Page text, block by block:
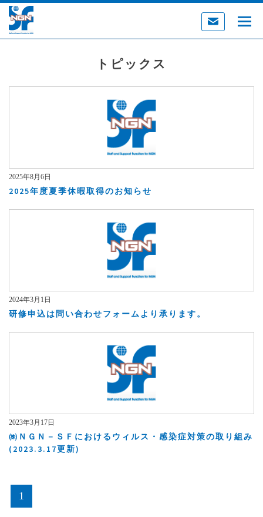
トピックス
2025年8月6日
2025年度夏季休暇取得のお知らせ
2024年3月1日
研修申込は問い合わせフォームより承ります。
2023年3月17日
㈱ＮＧＮ－ＳＦにおけるウィルス・感染症対策の取り組み
(2023.3.17更新)
1